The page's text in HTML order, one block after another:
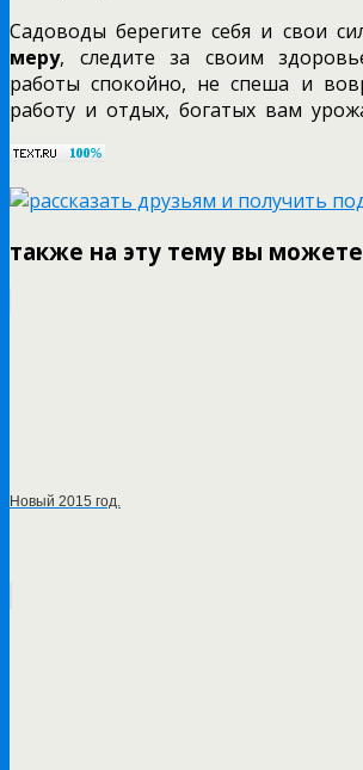
Садоводы берегите себя и свои
меру, следите за своим
работы спокойно, не спеша и
работу и отдых, богатых вам
также на эту тему вы
Новый 2015 год.